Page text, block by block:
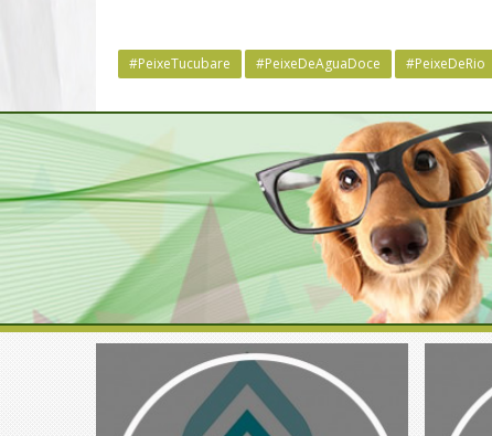
#PeixeTucubare #PeixeDeAguaDoce #PeixeDeRio